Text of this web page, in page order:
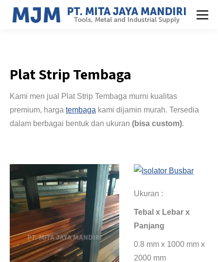
Plat Strip Tembaga
Kami men jual Plat Strip Tembaga murni kualitas
premium, harga tembaga kami dijamin murah. Tersedia
dalam berbagai bentuk dan ukuran (bisa custom).
Ukuran :
Tebal x Lebar x
Panjang
0.8 mm x 1000 mm x
2000 mm